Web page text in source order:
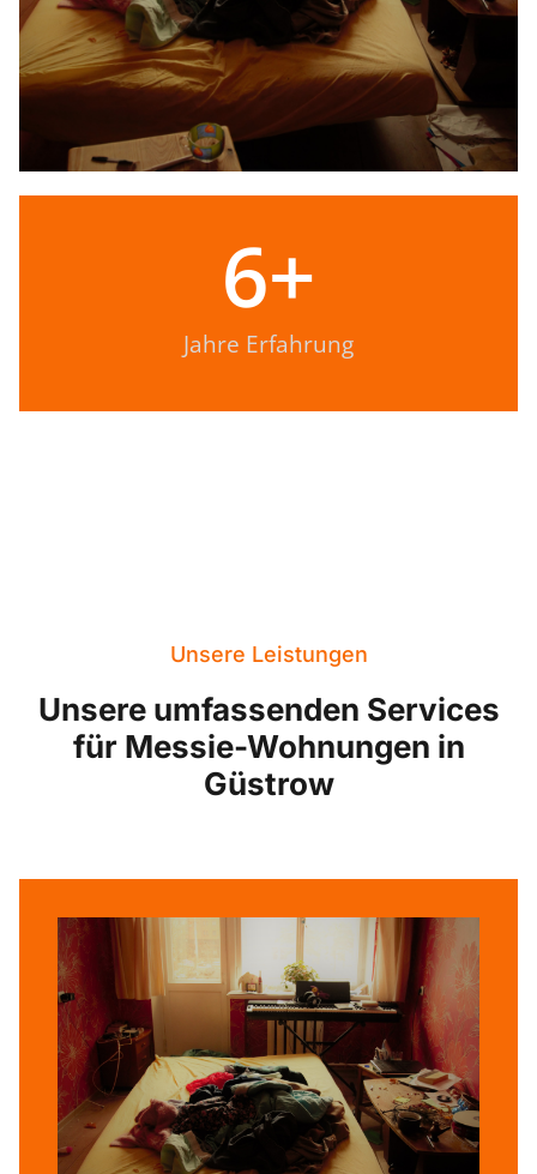
Jahre Erfahrung
6+
Unsere Leistungen
Unsere umfassenden Services
für Messie-Wohnungen in
Güstrow